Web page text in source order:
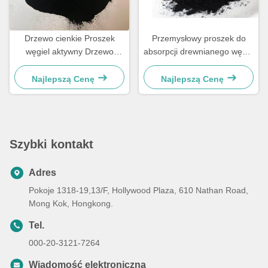
Drzewo cienkie Proszek
węgiel aktywny Drzewo
granule węgla aktywnego
Najlepszą Cenę
Przemysłowy proszek do
absorpcji drewnianego węgla
aktywnego do oczyszczania
ścieków
Najlepszą Cenę
Szybki kontakt
Adres
Pokoje 1318-19,13/F, Hollywood Plaza, 610 Nathan Road,
Mong Kok, Hongkong.
Tel.
000-20-3121-7264
Wiadomość elektroniczna